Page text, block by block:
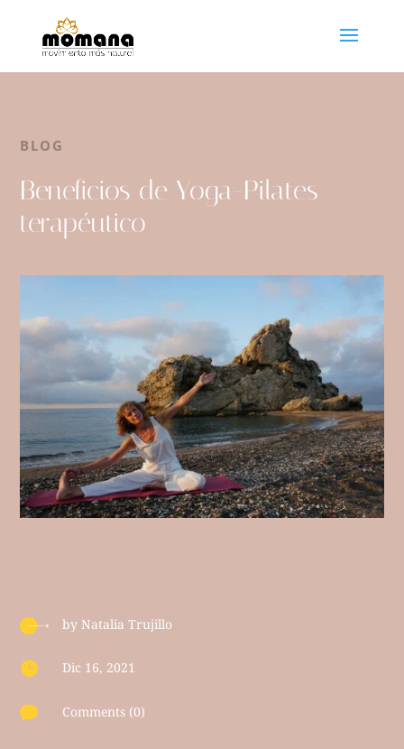
BLOG
Beneficios de Yoga-Pilates
terapéutico
by Natalia Trujillo
 Dic 16, 2021
 Comments (0)